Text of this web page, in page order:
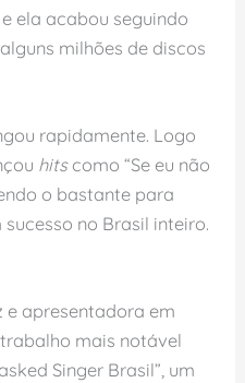
ela acabou seguindo
milhões de discos
rapidamente. Logo
hitscomo “Se eu não
o bastante para
no Brasil inteiro.
apresentadora em
mais notável
Singer Brasil”, um